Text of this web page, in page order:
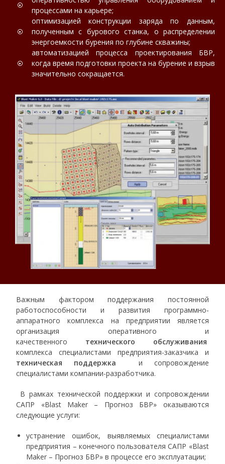
процессами на карьере;
оптимизацией конструкции заряда по данным,
полученным с бурового станка, о распределении
энергоемкости бурения по глубине скважины;
автоматизацией процесса проектирования БВР,
когда время подготовки проекта на бурение и взрыв
значительно сокращается.
Важным фактором поддержания постоянной
работоспособности и развития программно-
аппаратного комплекса на предприятии является
организация оперативного и
качественного технического обслуживания
комплекса специалистами предприятия-заказчика и
техническая поддержка и сопровождение
специалистами компании-разработчика.
В рамках технической поддержки и сопровождении
САПР «Blast Maker – Прогноз БВР» оказываются
следующие услуги:
устранение ошибок, выявляемых специалистами
предприятия – конечного пользователя САПР «Blast
Maker – Прогноз БВР» в процессе его эксплуатации;